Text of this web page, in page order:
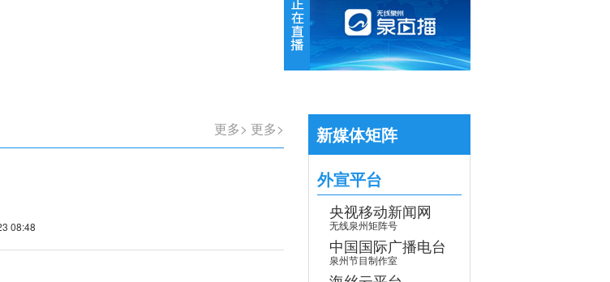
【专题】学习贯彻党的二十届四中全会
更多> 更多>
08:48
新媒体矩阵
外宣平台
央视移动新闻网
无线泉州矩阵号
中国国际广播电台
泉州节目制作室